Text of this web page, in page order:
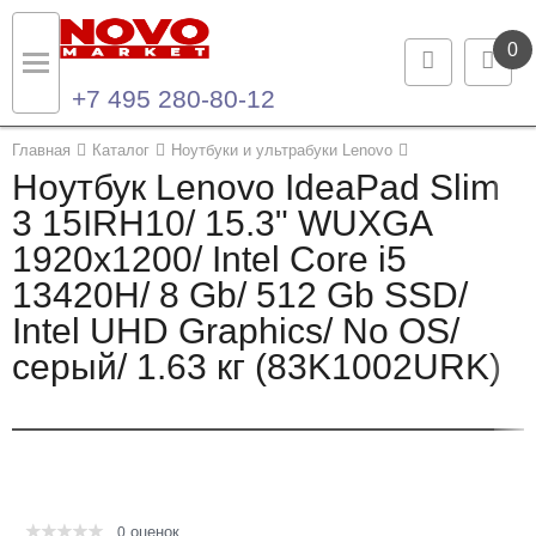
0
+7 495 280-80-12
Главная Каталог Ноутбуки и ультрабуки Lenovo
Ноутбук Lenovo IdeaPad Slim
3 15IRH10/ 15.3" WUXGA
1920x1200/ Intel Core i5
13420H/ 8 Gb/ 512 Gb SSD/
Intel UHD Graphics/ No OS/
серый/ 1.63 кг (83K1002URK)
0 оценок
Назад
Каталог продукции
Ноутбуки и ультрабуки
Компьютеры
Моноблоки
Назад
Контакты
Контактная информация